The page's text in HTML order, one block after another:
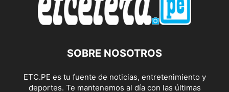
SOBRE NOSOTROS
ETC.PE es tu fuente de noticias, entretenimiento y
deportes. Te mantenemos al día con las últimas